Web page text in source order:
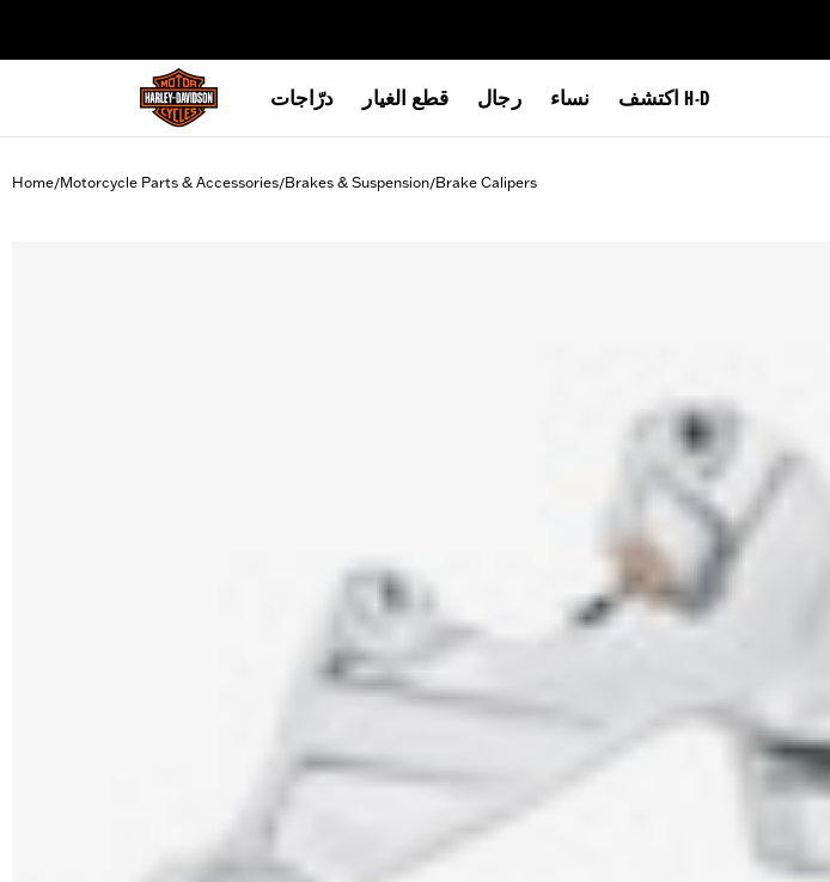
درّاجات قطع الغيار رجال نساء اكتشف H-D
Home/Motorcycle Parts & Accessories/Brakes & Suspension/Brake Calipers